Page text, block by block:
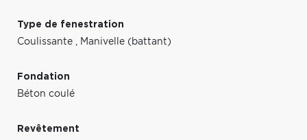
Type de fenestration
Coulissante , Manivelle (battant)
Fondation
Béton coulé
Revêtement